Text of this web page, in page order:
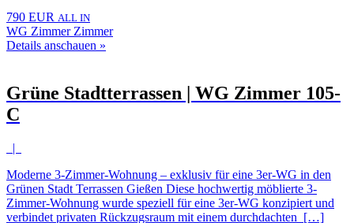
790 EUR ALL IN
WG Zimmer Zimmer
Details anschauen »
Grüne Stadtterrassen | WG Zimmer 105-
C
|
Moderne 3-Zimmer-Wohnung – exklusiv für eine 3er-WG in den
Grünen Stadt Terrassen Gießen Diese hochwertig möblierte 3-
Zimmer-Wohnung wurde speziell für eine 3er-WG konzipiert und
verbindet privaten Rückzugsraum mit einem durchdachten […]